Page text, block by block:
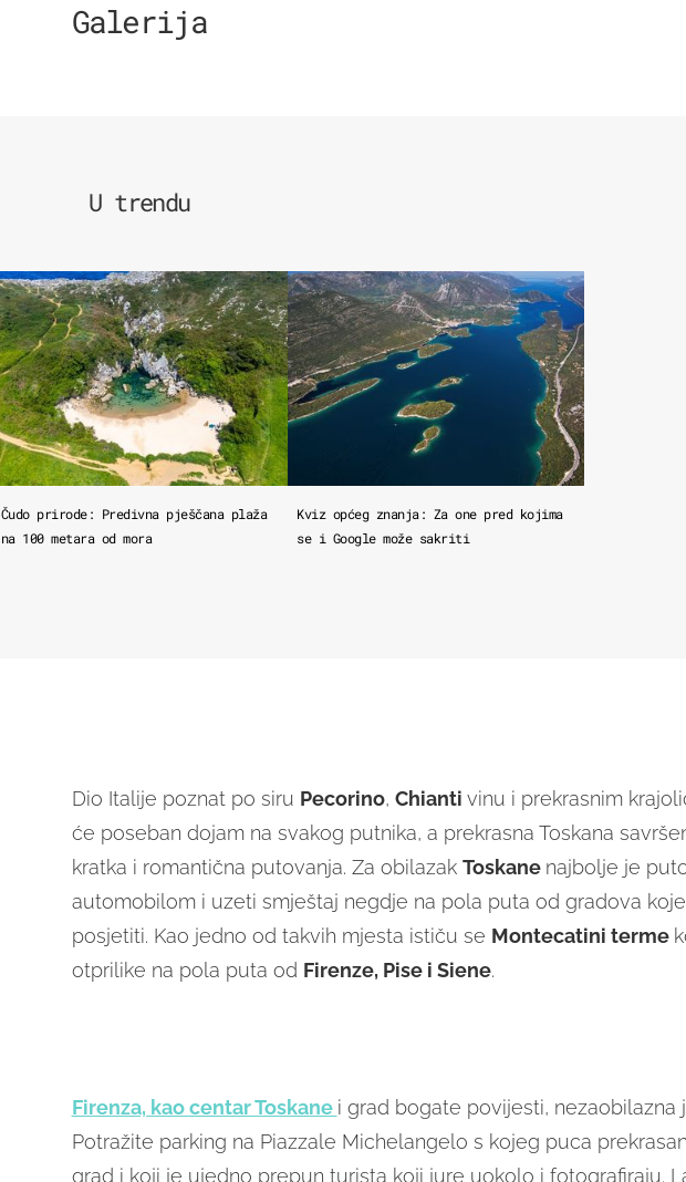
Galerija
U trendu
Čudo prirode: Predivna pješčana plaža
na 100 metara od mora
Kviz općeg znanja: Za one pred kojima
se i Google može sakriti
Dio Italije poznat po siru Pecorino, Chianti vinu i prekrasnim
će poseban dojam na svakog putnika, a prekrasna Toskana
kratka i romantična putovanja. Za obilazak Toskane najbolje je
automobilom i uzeti smještaj negdje na pola puta od gradova
posjetiti. Kao jedno od takvih mjesta ističu se Montecatini terme
otprilike na pola puta od Firenze, Pise i Siene.
Firenza, kao centar Toskane i grad bogate povijesti, nezaobilazna
Potražite parking na Piazzale Michelangelo s kojeg puca
grad i koji je ujedno prepun turista koji jure uokolo i fotografiraju.